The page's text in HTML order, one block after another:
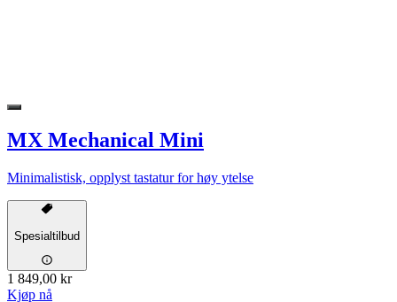
MX Mechanical Mini
Minimalistisk, opplyst tastatur for høy ytelse
Spesialtilbud
1 849,00 kr
Kjøp nå